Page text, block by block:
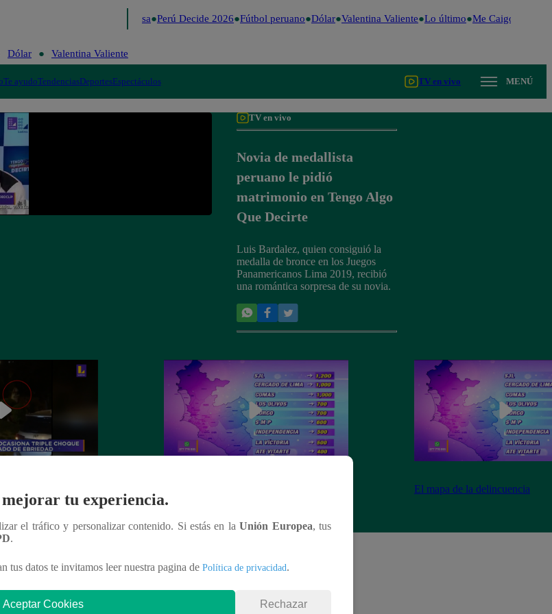
Me Caigo de Risa Perú Decide 2026 Fútbol peruano Dólar Valentina Valiente Lo último Me Caigo de Risa
Dólar Valentina Valiente
Te ayudoTendenciasDeportesEspectáculos TV en vivo MENÚ
TV en vivo
Novia de medallista
peruano le pidió
matrimonio en Tengo Algo
Que Decirte
Luis Bardalez, quien consiguió la
medalla de bronce en los Juegos
Panamericanos Lima 2019, recibió
una romántica sorpresa de su novia.
El mapa de la delincuencia
mejorar tu experiencia.
el tráfico y personalizar contenido. Si estás en laUnión Europea, tus
.
tus datos te invitamos leer nuestra pagina de Política de privacidad.
Aceptar Cookies Rechazar